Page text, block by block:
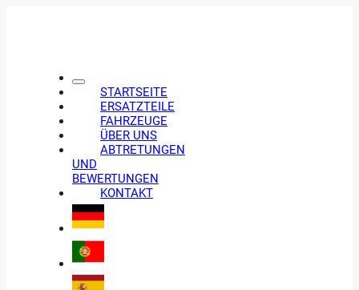
STARTSEITE
ERSATZTEILE
FAHRZEUGE
ÜBER UNS
ABTRETUNGEN
UND
BEWERTUNGEN
KONTAKT